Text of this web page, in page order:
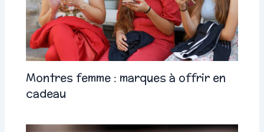
Montres femme : marques à offrir en
cadeau